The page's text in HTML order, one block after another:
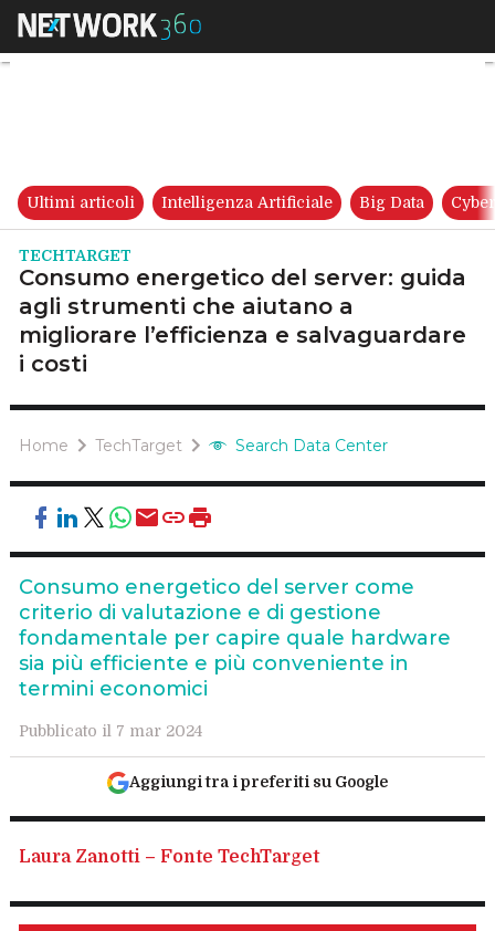
Consumo energetico del
Ultimi articoli Intelligenza Artificiale Big Data
TECHTARGET
Consumo energetico del server: guida
agli strumenti che aiutano a
migliorare l’efficienza e salvaguardare
i costi
Home TechTarget Search Data Center
Consumo energetico del server come
criterio di valutazione e di gestione
fondamentale per capire quale hardware
sia più efficiente e più conveniente in
termini economici
Pubblicato il 7 mar 2024
Aggiungi tra i preferiti su Google
Laura Zanotti – Fonte TechTarget